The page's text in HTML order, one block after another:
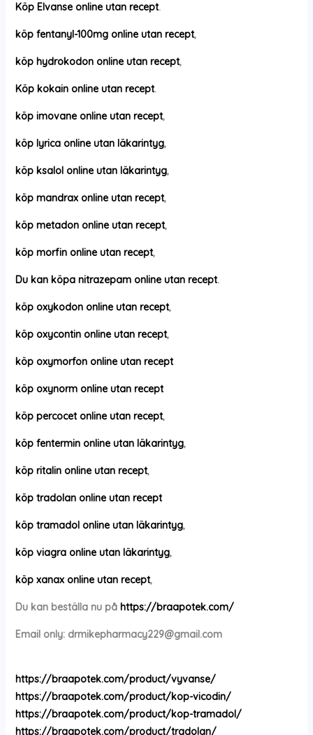
Köp Elvanse online utan recept.
köp fentanyl-100mg online utan recept,
köp hydrokodon online utan recept,
Köp kokain online utan recept.
köp imovane online utan recept,
köp lyrica online utan läkarintyg,
köp ksalol online utan läkarintyg,
köp mandrax online utan recept,
köp metadon online utan recept,
köp morfin online utan recept,
Du kan köpa nitrazepam online utan recept.
köp oxykodon online utan recept,
köp oxycontin online utan recept,
köp oxymorfon online utan recept
köp oxynorm online utan recept
köp percocet online utan recept,
köp fentermin online utan läkarintyg,
köp ritalin online utan recept,
köp tradolan online utan recept
köp tramadol online utan läkarintyg,
köp viagra online utan läkarintyg,
köp xanax online utan recept,
Du kan beställa nu på https://braapotek.com/
Email only: drmikepharmacy229@gmail.com
https://braapotek.com/product/vyvanse/
https://braapotek.com/product/kop-vicodin/
https://braapotek.com/product/kop-tramadol/
https://braapotek.com/product/tradolan/